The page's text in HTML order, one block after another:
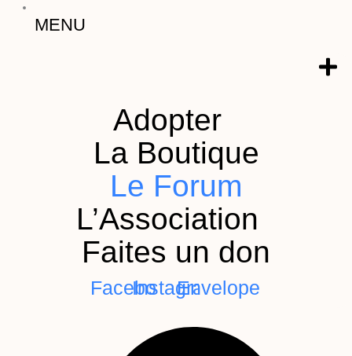
MENU
Adopter
La Boutique
Le Forum
L’Association
Faites un don
Facebook
Instagram
Envelope